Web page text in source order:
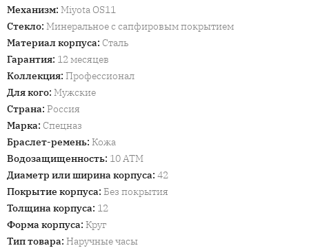
Механизм: Miyota OS11
Стекло: Минеральное с сапфировым покрытием
Материал корпуса: Сталь
Гарантия: 12 месяцев
Коллекция: Профессионал
Для кого: Мужские
Страна: Россия
Марка: Спецназ
Браслет-ремень: Кожа
Водозащищенность: 10 ATM
Диаметр или ширина корпуса: 42
Покрытие корпуса: Без покрытия
Толщина корпуса: 12
Форма корпуса: Круг
Тип товара: Наручные часы